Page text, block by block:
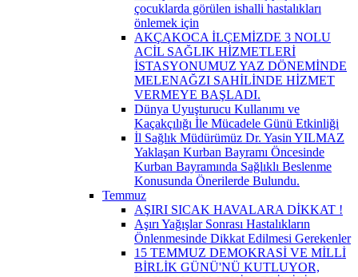
çocuklarda görülen ishalli hastalıkları
önlemek için
AKÇAKOCA İLÇEMİZDE 3 NOLU
ACİL SAĞLIK HİZMETLERİ
İSTASYONUMUZ YAZ DÖNEMİNDE
MELENAĞZI SAHİLİNDE HİZMET
VERMEYE BAŞLADI.
Dünya Uyuşturucu Kullanımı ve
Kaçakçılığı İle Mücadele Günü Etkinliği
İl Sağlık Müdürümüz Dr. Yasin YILMAZ
Yaklaşan Kurban Bayramı Öncesinde
Kurban Bayramında Sağlıklı Beslenme
Konusunda Önerilerde Bulundu.
Temmuz
AŞIRI SICAK HAVALARA DİKKAT !
Aşırı Yağışlar Sonrası Hastalıkların
Önlenmesinde Dikkat Edilmesi Gerekenler
15 TEMMUZ DEMOKRASİ VE MİLLİ
BİRLİK GÜNÜ'NÜ KUTLUYOR,